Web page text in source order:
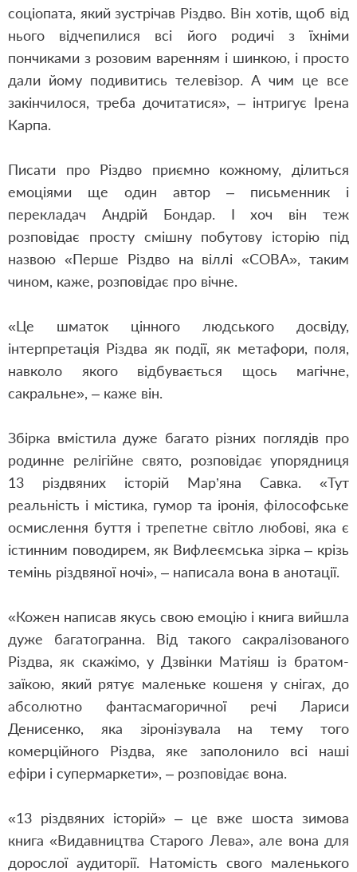
соціопата, який зустрічав Різдво. Він хотів, щоб від
нього відчепилися всі його родичі з їхніми
пончиками з розовим варенням і шинкою, і просто
дали йому подивитись телевізор. А чим це все
закінчилося, треба дочитатися», – інтригує Ірена
Карпа.
Писати про Різдво приємно кожному, ділиться
емоціями ще один автор – письменник і
перекладач Андрій Бондар. І хоч він теж
розповідає просту смішну побутову історію під
назвою «Перше Різдво на віллі «СОВА», таким
чином, каже, розповідає про вічне.
«Це шматок цінного людського досвіду,
інтерпретація Різдва як події, як метафори, поля,
навколо якого відбувається щось магічне,
сакральне», – каже він.
Збірка вмістила дуже багато різних поглядів про
родинне релігійне свято, розповідає упорядниця
13 різдвяних історій Мар’яна Савка. «Тут
реальність і містика, гумор та іронія, філософське
осмислення буття і трепетне світло любові, яка є
істинним поводирем, як Вифлеємська зірка – крізь
темінь різдвяної ночі», – написала вона в анотації.
«Кожен написав якусь свою емоцію і книга вийшла
дуже багатогранна. Від такого сакралізованого
Різдва, як скажімо, у Дзвінки Матіяш із братом-
заїкою, який рятує маленьке кошеня у снігах, до
абсолютно фантасмагоричної речі Лариси
Денисенко, яка зіронізувала на тему того
комерційного Різдва, яке заполонило всі наші
ефіри і супермаркети», – розповідає вона.
«13 різдвяних історій» – це вже шоста зимова
книга «Видавництва Старого Лева», але вона для
дорослої аудиторії. Натомість свого маленького